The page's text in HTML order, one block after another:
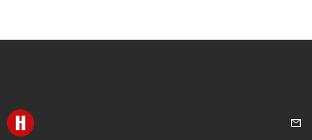
Перейти на главную